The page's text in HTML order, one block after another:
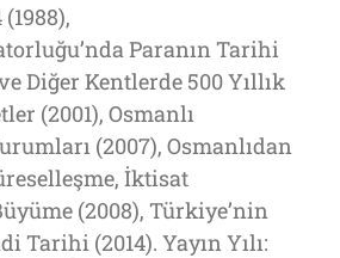
Paranın Tarihi
Diğer Kentlerde 500 Yıllık
(2001), Osmanlı
(2007), Osmanlıdan
İktisat
(2008), Türkiye’nin
Tarihi (2014). Yayın Yılı: